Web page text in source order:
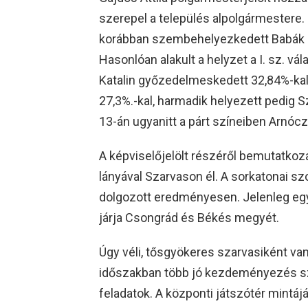
szerepel a település
korábban szembehelyezkedett
Hasonlóan alakult a helyzet a I. sz.
Katalin győzedelmeskedett 32,84%-
27,3%.-kal, harmadik helyezett pedig
13-án ugyanitt a párt színeiben
A képviselőjelölt részéről
lányával Szarvason él. A sorkatonai
dolgozott eredményesen. Jelenleg
járja Csongrád és Békés megyét.
Úgy véli, tősgyökeres szarvasiként
időszakban több jó kezdeményezés
feladatok. A központi játszótér